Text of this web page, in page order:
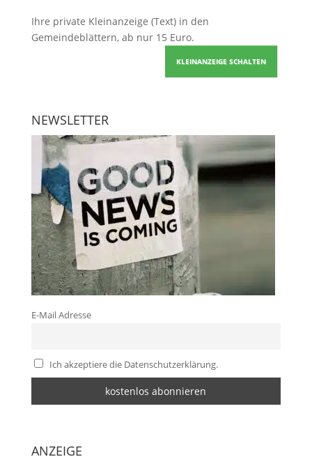
Ihre private Kleinanzeige (Text) in den
Gemeindeblättern, ab nur 15 Euro.
KLEINANZEIGE SCHALTEN
NEWSLETTER
E-Mail Adresse
Ich akzeptiere die Datenschutzerklärung.
ANZEIGE